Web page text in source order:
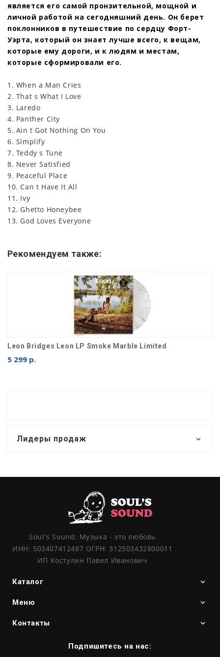
является его самой пронзительной, мощной и
личной работой на сегодняшний день. Он берет
поклонников в путешествие по сердцу Форт-
Уэрта, который он знает лучше всего, к вещам,
которые ему дороги, и к людям и местам,
которые сформировали его.
1. When a Man Cries
2. That s What I Love
3. Laredo
4. Panther City
5. Ain t Got Nothing On You
6. Simplify
7. Teddy s Tune
8. Never Satisfied
9. Peaceful Place
10. Can t Have It All
11. Ivy
12. Ghetto Honeybee
13. God Loves Everyone
Рекомендуем также:
Leon Bridges Leon LP Smoke Marble Limited
5 299 р.
Лидеры продаж
Soul's Sound: Музыка - это любовь
ИНН: 503407412487 ОГРН: 312503432800011
ИП Костулин Павел Иванович
Каталог
Меню
Контакты
Подпишитесь на нас: